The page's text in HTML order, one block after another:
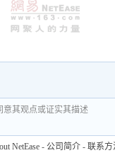
意其观点或证实其描述
NetEase - 公司简介 - 联系方